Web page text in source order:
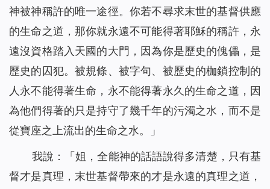
神被神稱許的唯一途徑。你若不尋求末世的基督供應
的生命之道，那你就永遠不可能得著耶穌的稱許，永
遠沒資格踏入天國的大門，因為你是歷史的傀儡，是
歷史的囚犯。被規條、被字句、被歷史的枷鎖控制的
人永不能得著生命，永不能得著永久的生命之道，因
為他們得著的只是持守了幾千年的污濁之水，而不是
從寶座之上流出的生命之水。
」
我說：「姐，全能神的話語說得多清楚，只有基
督才是真理，末世基督帶來的才是永遠的真理之道，